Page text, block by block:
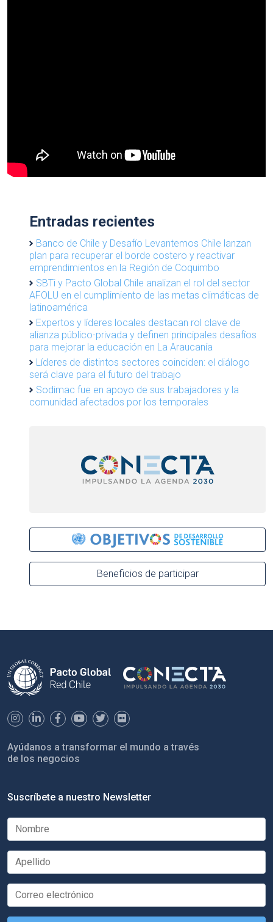
Entradas recientes
Banco de Chile y Desafío Levantemos Chile lanzan
plan para recuperar el borde costero y reactivar
emprendimientos en la Región de Coquimbo
SBTi y Pacto Global Chile analizan el rol del sector
AFOLU en el cumplimiento de las metas climáticas de
latinoamérica
Expertos y líderes locales destacan rol clave de
alianza público-privada y definen principales desafíos
para mejorar la educación en La Araucanía
Líderes de distintos sectores coinciden: el diálogo
será clave para el futuro del trabajo
Sodimac fue en apoyo de sus trabajadores y la
comunidad afectados por los temporales
Beneficios de participar
Ayúdanos a transformar el mundo a través
de los negocios
Suscríbete a nuestro Newsletter